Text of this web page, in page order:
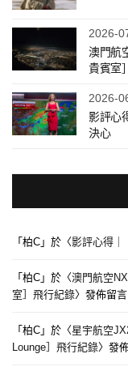
2026-
澳門航
貴賓室
2026-
影評心
決心
「 柏C 」於〈影評心得｜
「 柏C 」於〈澳門航空
室］飛行紀錄〉發佈留言
「 柏C 」於〈星宇航空
Lounge］飛行紀錄〉發